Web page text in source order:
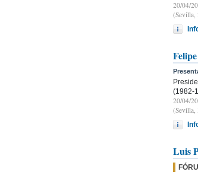
20/04/
(Sevilla,
(1982-
20/04/
(Sevilla,
Luis